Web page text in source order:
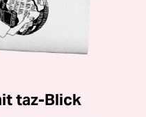
taz-Blick